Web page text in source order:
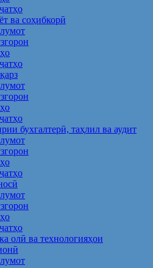
ва соҳибкорӣ
бухгалтерӣ, таҳлил ва аудит
олӣ ва технологияҳои